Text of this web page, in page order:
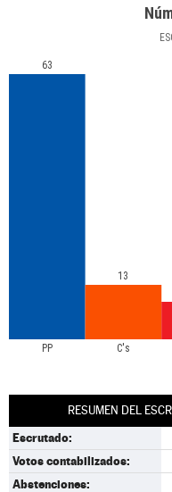
PP C's
63
13
RESUMEN DEL
Escrutado:
Votos contabilizados:
Abstenciones: